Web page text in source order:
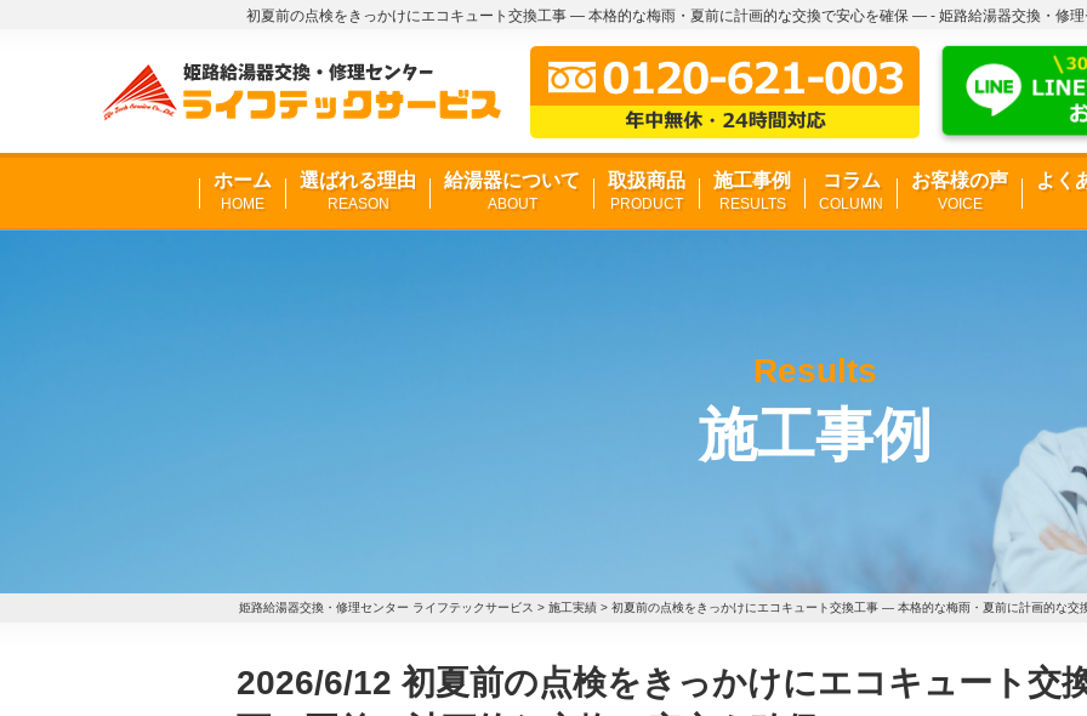
初夏前の点検をきっかけにエコキュート交換工事 ― 本格的な梅雨・夏前に計画的な交換で安心を確保 ― - 姫路給湯器交換・修
ホーム
HOME
選ばれる理由
REASON
給湯器について
ABOUT
取扱商品
PRODUCT
施工事例
RESULTS
コラム
COLUMN
お客様の声
VOICE
よく
Results
施工事例
姫路給湯器交換・修理センター ライフテックサービス > 施工実績 > 初夏前の点検をきっかけにエコキュート交換工事 ― 本格的な梅雨・夏前に計画的な
2026/6/12 初夏前の点検をきっかけにエコキュート交